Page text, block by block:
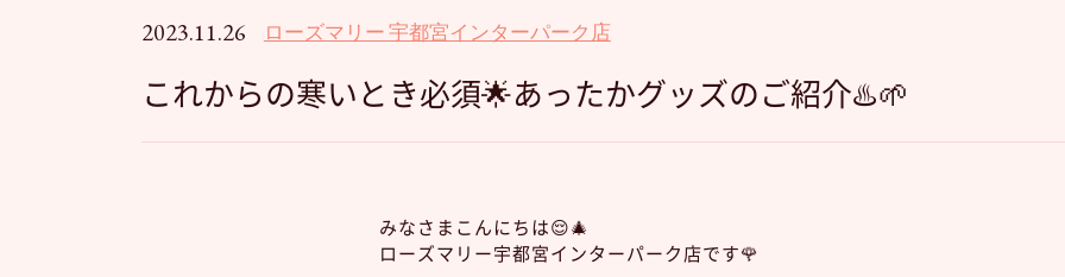
2023.11.26 ローズマリー 宇都宮インターパーク店
これからの寒いとき必須🌟あったかグッズのご紹介♨️🌱
みなさまこんにちは😌🎄
ローズマリー宇都宮インターパーク店です🌹